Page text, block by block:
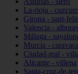
La-rioja -
Girona - sant-
Valencia -
Málaga -
Murcia -
Ciudad-real -
Alicante - villena
Santa-cruz-de-